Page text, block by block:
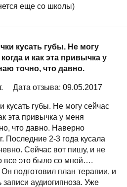
еще со школы)
кусать губы. Не могу
и как эта привычка у
точно, что давно.
Дата отзыва: 09.05.2017
кусать губы. Не могу сейчас
эта привычка у меня
что давно. Наверно
Последние 2-3 года кусала
Сейчас вот пишу, и не
все это было со мной….
подготовил план терапии, и
аудиогипноза. Уже